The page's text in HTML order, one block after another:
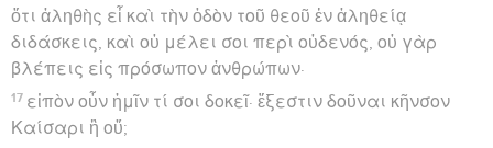
ὅτι ἀληθὴς εἶ καὶ τὴν ὁδὸν τοῦ θεοῦ ἐν ἀληθείᾳ
διδάσκεις, καὶ οὐ μέλει σοι περὶ οὐδενός, οὐ γὰρ
βλέπεις εἰς πρόσωπον ἀνθρώπων·
17 εἰπὸν οὖν ἡμῖν τί σοι δοκεῖ· ἔξεστιν δοῦναι κῆνσον
Καίσαρι ἢ οὔ;